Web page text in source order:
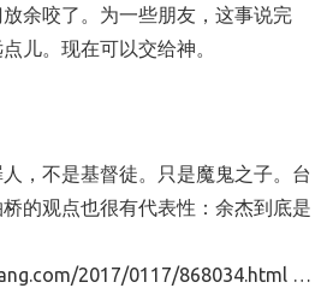
余咬了。为一些朋友，这事说完
儿。现在可以交给神。
，不是基督徒。只是魔鬼之子。台
的观点也很有代表性：余杰到底是
2017/0117/868034.html …